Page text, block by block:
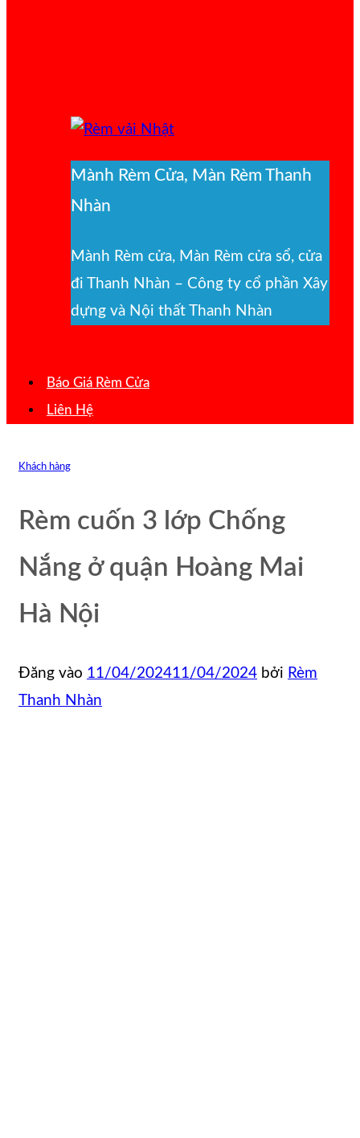
Mành Rèm Cửa, Màn Rèm Thanh
Nhàn
Mành Rèm cửa, Màn Rèm cửa sổ, cửa
đi Thanh Nhàn – Công ty cổ phần Xây
dựng và Nội thất Thanh Nhàn
Báo Giá Rèm Cửa
Liên Hệ
Khách hàng
Rèm cuốn 3 lớp Chống
Nắng ở quận Hoàng Mai
Hà Nội
Đăng vào 11/04/202411/04/2024 bởi Rèm
Thanh Nhàn